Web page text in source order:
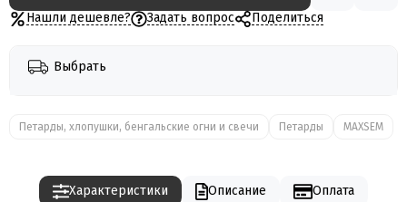
Нашли дешевле? Задать вопрос Поделиться
Выбрать
Петарды, хлопушки, бенгальские огни и свечи Петарды MAXSEM
Характеристики Описание
Оплата